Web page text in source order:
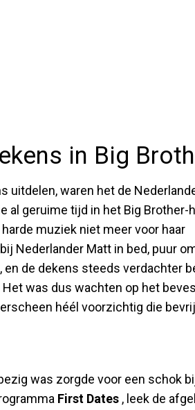
in Big
uitdelen, waren het de
al geruime tijd in het Big Brother-
muziek niet meer voor haar
Nederlander Matt in bed, puur
de dekens steeds verdachter
was dus wachten op het
héél voorzichtig die
was zorgde voor een schok
First Dates , leek de